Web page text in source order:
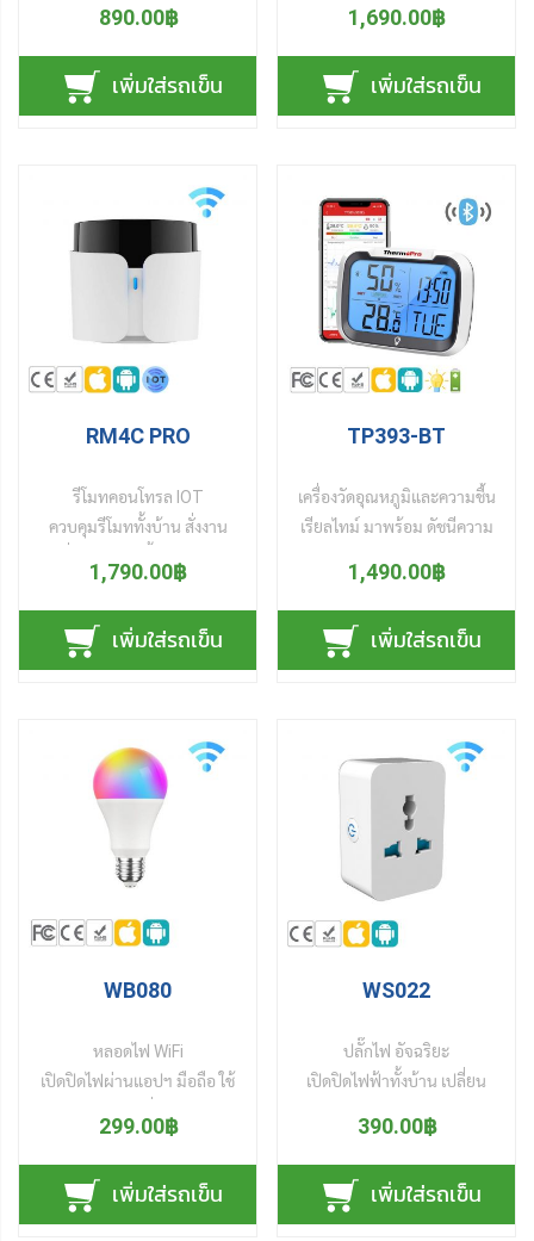
สะดวก เหมาะสำหรับนำไปใช้
วัดความชื้นและอุณหภูมิ ใน
ห้องต่าง ๆ อาทิ ห้องนอน ห้อง
รับแขก ห้องน้ำ ห้องเก็บไวน์
โกดังสินค้า คลังยาและ
เวชภัณฑ์ ฯลฯ ที่ต้องการ
ควบคุมความชื้นและอุณหภูมิ
อากาศที่แปรปวน การใช้งาน
จำนวน 2 ก้อน โหลดแอปฯ
กับอุปกรณ์ ก็ดูผลการวัดค่า
อุณหภูมิอากาศ ความชื้นใน
อากาศ และ ดัชนีความร้อน
ทันที ผ่านบลูทูธ (Bluetooth)
แล้วยังสามารถส่งข้อมูลหรือ
การเตือนได้ เมือค่าความชื้น
และอุณหภูมิ ต่ำหรือสูงกว่า
ค่าที่เรากำหนด ช่วยให้เราปรับ
เปลี่ยนสภาวะอากาศภายใน
ห้อง หรือ โรงเรือน ให้เหมาะสม
อาศัย และ เหมาะสมกับ การ
ถนอมสินค้า การเพิ่มผลผลิต
อีกด้วย สินค้าคุณภาพ
มาตรฐานสากล FC CE RoHs
890.00฿
เพิ่มใส่รถเข็น
อุปกรณ์วัดอุณหภูมิอากาศ
และ วัดความชื้นอากาศ แบบไร้
สาย ไวไฟ (WiFi) เชื่อมต่อ
โทรศัพท์มือถือสมาร์ทโฟน บน
ชั่วโมง จากทุกที่ทุกเวลาผ่าน
แอปฯ บนมือถือสมาร์ทโฟน ไม่
ว่าอยู่มุมไหนของบ้าน หรือ มุม
ไหนชั้นไหนของอาคาร หรือ ทุก
ที่ทั้วโลก รับรู้สภาพอากาศ
ภายในห้อง แบบเรียลไทม์ แล้ว
ยังสามารถดูผลย้อนหลังล่าสุด
จากอุปกรณ์วัดอุณหภูมิและ
ความชื้นในอากาศ นอกจากนี้
ยังแสดงสถานะสภาพอากาศ 3
ระดับ ได้แก่ อากาศแห้ง อากาศ
สบาย และ อากาศมีความชื้น
รองรับการเชื่อมต่อกับ Alexa
(IoT) เหมาะสำหรับตรวจ
ห้องเก็บของ โรงเรือนเพาะชํา
ฯลฯ เพื่อวางแผนปรับสภาวะ
อากาศภายในห้องให้เหมาะสม
เช่น การปรับอุณหภูมิ การ
เป็นต้น
1,690.00฿
เพิ่มใส่รถเข็น
RM4C PRO
รีโมทคอนโทรล IOT
ควบคุมรีโมททั้งบ้าน สั่งงาน
ปลายนิ้ว ตั้งค่าครั้งเดียวใช้งาน
ได้ตลอดผ่านแอปฯ บนมือถือ
สะดวกสบายไม่ต้องกังวล เมือ
รีโมทหาย หรือ เสียใช้งานไม่ได้
Samsung, Panasonic หรือ
Philips เป็นต้น นอกจากเปิด
ปิดอุปกรณ์ไฟฟ้าแล้ว ยัง
สามารถตั้งเวลาเปิดปิด แต่ละ
อุปกรณ์แยกต่างหากได้อีกด้วย
แอปฯมือถือ ได้ทั้งบน แอนดร
ด้วยเสียงผ่าน Amazon Alexa
อุปกรณ์ควบคุมการใช้ไฟฟ้า
ภายในบ้านเพียงปลายนิ้ว ช่วย
ให้ประหยัดพลังงานและค่าไฟ
1,790.00฿
เพิ่มใส่รถเข็น
TP393-BT
เครื่องวัดอุณหภูมิและความชื้น
เรียลไทม์ มาพร้อม ดัชนีความ
ตัว ส่งข้อมูลการวัดฯ เข้า
โทรศัพท์มือถือสมาร์ทโฟน
ผ่านสัญญาณบลูทูธ
(Bluetooth) รัศมีการรับส่ง
ความชื้นสัมพัทธ์ที่เกินหรือต่ํา
กว่าเกณฑ์ ผ่านโทรศัพท์มือถือ
บันทึกข้อมูลทุก ๆ นาทีสะสม
ได้นานถึง 1 ปี แล้วยังสามารถ
ดึงข้อมูลตลอดทั้งปี ส่งออกเป็น
จอกว้างแสดงค่าชัดเจน ทั้งยังมี
อุณหภูมิและความชื้นที่จะเกิน
ขึ้นในอนาคต เพื่อให้เราเตรียม
การปรับเปลี่ยนอากาศภายใน
ห้องให้สอดคล้องกับการใช้งาน
ที่เหมาะสมในแต่ละห้อง เช่น
อุณภูมิความชื้น ภายในห้อง
1,490.00฿
เพิ่มใส่รถเข็น
WB080
หลอดไฟ WiFi
เปิดปิดไฟผ่านแอปฯ มือถือ ใช้
WiFi แทน หลอดไฟขั้วเกลียว
แล้วเชื่อมต่อผ่าน เครือข่าย
ไวไฟ ภายในบ้าน ก็สามารถ
ควบคุมการปิดเปิด หลอดไฟ
299.00฿
เพิ่มใส่รถเข็น
WS022
ปลั๊กไฟ อัจฉริยะ
เปิดปิดไฟฟ้าทั้งบ้าน เปลี่ยน
การควบคุมการใช้ไฟฟ้าภายใน
บ้าน ผ่านแอปฯ บนมือถือสมา
ร์ตโฟน หรือ สั่งการผ่านเสียง
จาก Amazon Alexa และ
390.00฿
เพิ่มใส่รถเข็น